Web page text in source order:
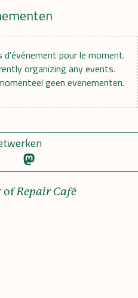
d'événement pour le moment.
organizing any events.
geen evenementen.
ofRepair Café